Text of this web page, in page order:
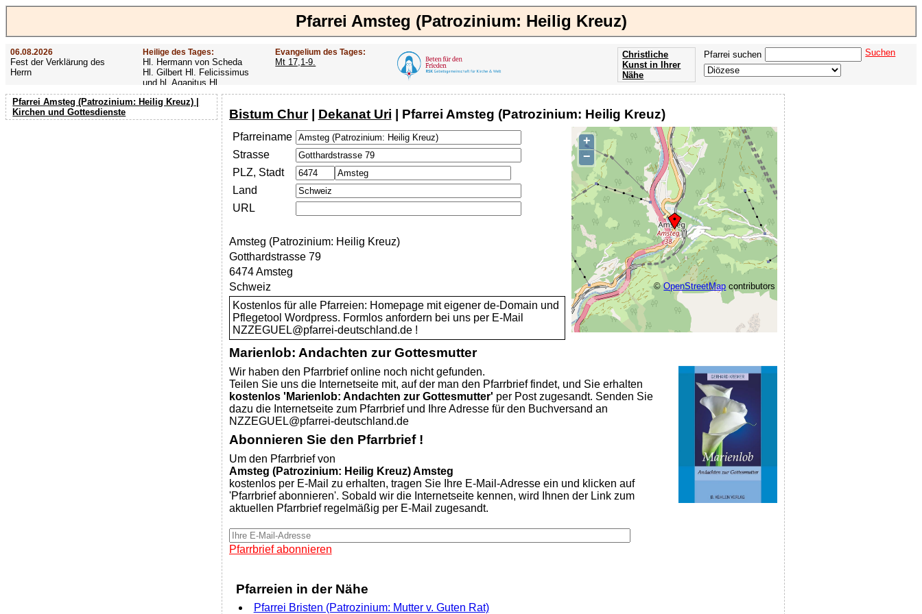
Pfarrei Amsteg (Patrozinium: Heilig Kreuz)
06.08.2026
Fest der Verklärung des
Herrn
Heilige des Tages:
Hl. Hermann von Scheda
Hl. Gilbert Hl. Felicissimus
und hl. Agapitus Hl.
Gezelinus (Gozelin)
Evangelium des Tages:
Mt 17,1-9.
Pfarrei suchen Suchen
Christliche
Kunst in Ihrer
Nähe
Pfarrei Amsteg (Patrozinium: Heilig Kreuz) |
Kirchen und Gottesdienste
Bistum Chur| Dekanat Uri | Pfarrei Amsteg (Patrozinium: Heilig Kreuz)
+
−
©OpenStreetMap contributors
Pfarreiname
Strasse
PLZ, Stadt
Land
URL
Amsteg (Patrozinium: Heilig Kreuz)
Gotthardstrasse 79
6474 Amsteg
Schweiz
Kostenlos für alle Pfarreien: Homepage mit eigener de-Domain und
Pflegetool Wordpress. Formlos anfordern bei uns per E-Mail
NZZEGUEL@pfarrei-deutschland.de !
Marienlob: Andachten zur Gottesmutter
Wir haben den Pfarrbrief online noch nicht gefunden.
Teilen Sie uns die Internetseite mit, auf der man den Pfarrbrief findet, und Sie erhalten
kostenlos 'Marienlob: Andachten zur Gottesmutter' per Post zugesandt. Senden Sie
dazu die Internetseite zum Pfarrbrief und Ihre Adresse für den Buchversand an
NZZEGUEL@pfarrei-deutschland.de
Abonnieren Sie den Pfarrbrief !
Um den Pfarrbrief von
Amsteg (Patrozinium: Heilig Kreuz) Amsteg
kostenlos per E-Mail zu erhalten, tragen Sie Ihre E-Mail-Adresse ein und klicken auf
'Pfarrbrief abonnieren'. Sobald wir die Internetseite kennen, wird Ihnen der Link zum
aktuellen Pfarrbrief regelmäßig per E-Mail zugesandt.
Pfarrbrief abonnieren
Pfarreien in der Nähe
Pfarrei Bristen (Patrozinium: Mutter v. Guten Rat)